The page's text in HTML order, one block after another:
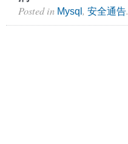
Posted in Mysql, 安全通告.